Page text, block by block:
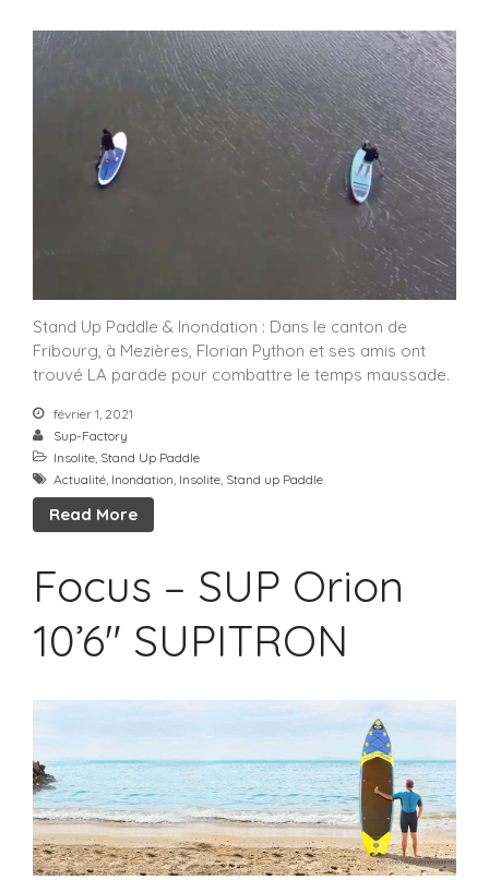
Stand Up Paddle & Inondation : Dans le canton de
Fribourg, à Mezières, Florian Python et ses amis ont
trouvé LA parade pour combattre le temps maussade.
février 1, 2021
Sup-Factory
Insolite Stand Up Paddle
Actualité Inondation Insolite Stand up Paddle
Read More
Focus – SUP Orion
10’6″ SUPITRON